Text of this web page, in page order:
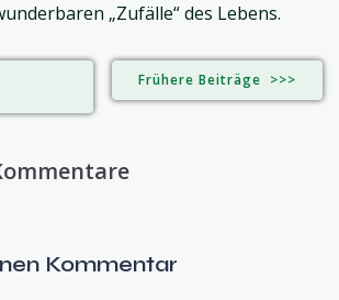
„Zufälle“ des Lebens.
Frühere Beiträge >>>
Kommentar